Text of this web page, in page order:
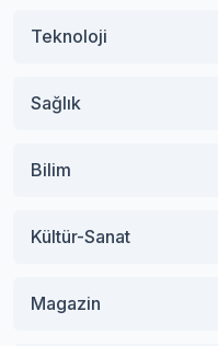
Teknoloji
Sağlık
Bilim
Kültür-Sanat
Magazin